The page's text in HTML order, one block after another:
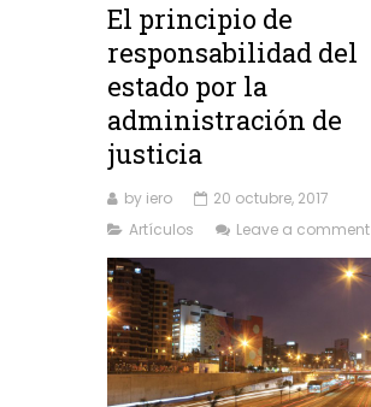
El principio de
responsabilidad del
estado por la
administración de
justicia
by iero
20 octubre, 2017
Artículos
Leave a comment